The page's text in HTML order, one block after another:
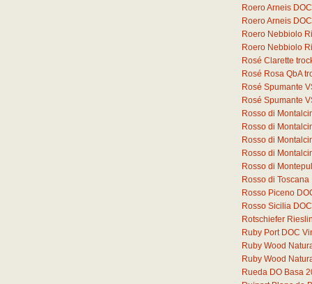
Roero Arneis
Roero Arneis
Roero Nebbiolo
Roero Nebbiolo
Rosé Clarette
Rosé Rosa QbA
Rosé Spumante
Rosé Spumante
Rosso di
Rosso di
Rosso di
Rosso di
Rosso di
Rosso di Toscana
Rosso Piceno
Rosso Sicilia
Rotschiefer
Ruby Port DOC
Ruby Wood
Ruby Wood
Rueda DO Basa